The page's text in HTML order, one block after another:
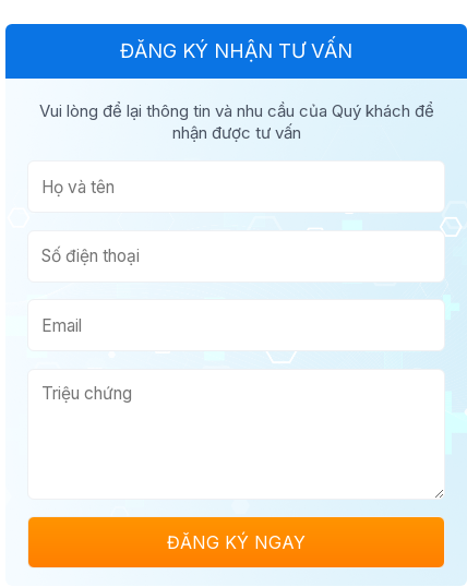
ĐĂNG KÝ NHẬN TƯ VẤN
Vui lòng để lại thông tin và nhu cầu của Quý khách để
nhận được tư vấn